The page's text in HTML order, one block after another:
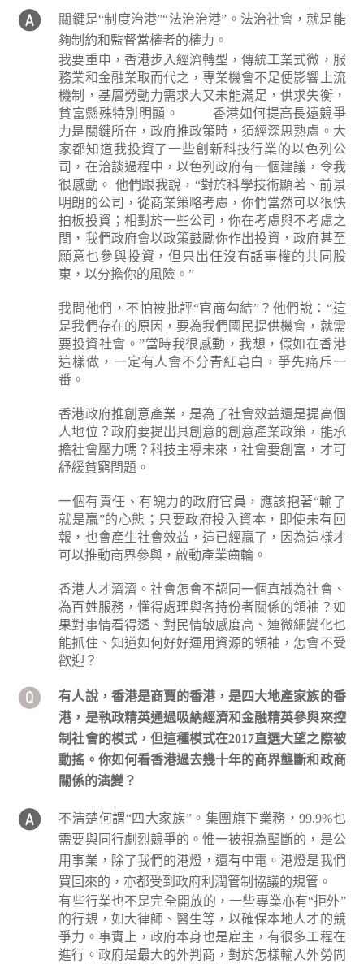
關鍵是“制度治港”“法治治港”。法治社會，就是能
夠制約和監督當權者的權力。
我要重申，香港步入經濟轉型，傳統工業式微，服
務業和金融業取而代之，專業機會不足便影響上流
機制，基層勞動力需求大又未能滿足，供求失衡，
貧富懸殊特別明顯。
香港如何提高長遠競爭
力是關鍵所在，政府推政策時，須經深思熟慮。大
家都知道我投資了一些創新科技行業的以色列公
司，在洽談過程中，以色列政府有一個建議，令我
很感動。 他們跟我說，“對於科學技術顯著、前景
明朗的公司，從商業策略考慮，你們當然可以很快
拍板投資；相對於一些公司，你在考慮與不考慮之
間，我們政府會以政策鼓勵你作出投資，政府甚至
願意也參與投資，但只出任沒有話事權的共同股
東，以分擔你的風險。”
我問他們，不怕被批評“官商勾結”？他們說：“這
是我們存在的原因，要為我們國民提供機會，就需
要投資社會。”當時我很感動，我想，假如在香港
這樣做，一定有人會不分青紅皂白，爭先痛斥一
番。
香港政府推創意產業，是為了社會效益還是提高個
人地位？政府要提出具創意的創意產業政策，能承
擔社會壓力嗎？科技主導未來，社會要創富，才可
紓緩貧窮問題。
一個有責任、有魄力的政府官員，應該抱著“輸了
就是贏”的心態；只要政府投入資本，即使未有回
報，也會產生社會效益，這已經贏了，因為這樣才
可以推動商界參與，啟動產業齒輪。
香港人才濟濟。社會怎會不認同一個真誠為社會、
為百姓服務，懂得處理與各持份者關係的領袖？如
果對事情看得透、對民情敏感度高、連微細變化也
能抓住、知道如何好好運用資源的領袖，怎會不受
歡迎？
有人說，香港是商賈的香港，是四大地產家族的香
港，是執政精英通過吸納經濟和金融精英參與來控
制社會的模式，但這種模式在2017直選大望之際被
動搖。你如何看香港過去幾十年的商界壟斷和政商
關係的演變？
不清楚何謂“四大家族”。集團旗下業務，99.9%也
需要與同行劇烈競爭的。惟一被視為壟斷的，是公
用事業，除了我們的港燈，還有中電。港燈是我們
買回來的，亦都受到政府利潤管制協議的規管。
有些行業也不是完全開放的，一些專業亦有“拒外”
的行規，如大律師、醫生等，以確保本地人才的競
爭力。事實上，政府本身也是雇主，有很多工程在
進行。政府是最大的外判商，對於怎樣輸入外勞問